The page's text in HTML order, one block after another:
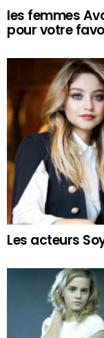
les femmes
pour votre
Les acteurs